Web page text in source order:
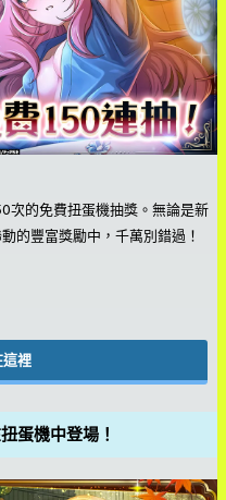
次的免費扭蛋機抽獎。無論是新
的豐富獎勵中，千萬別錯過！
這裡
蛋機中登場！